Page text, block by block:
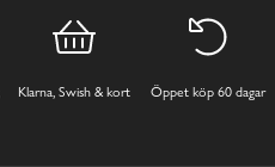
Klarna, Swish & kort Öppet köp 60 dagar